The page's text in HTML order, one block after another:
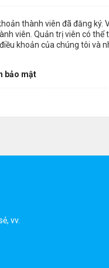
thành viên đã đăng
viên. Quản trị viên có
khoản của chúng tôi
bảo mật
vv.